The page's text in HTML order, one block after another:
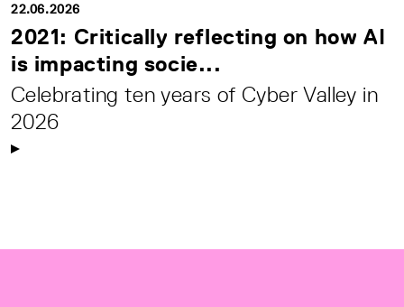
22.06.2026
2021: Critically reflecting on how AI
is impacting socie...
Celebrating ten years of Cyber Valley in
2026